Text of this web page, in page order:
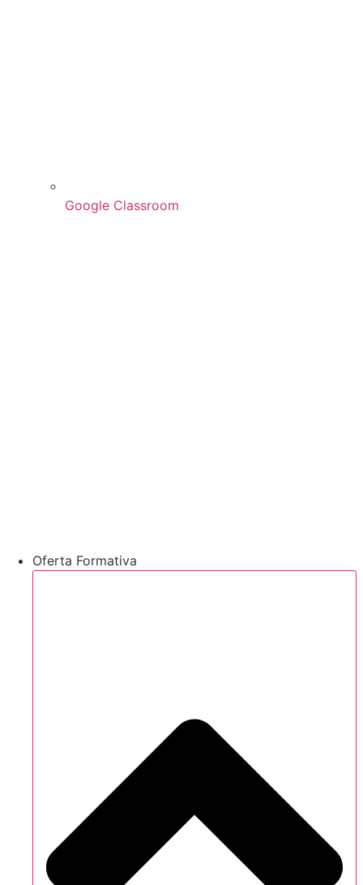
Google Classroom
Oferta Formativa